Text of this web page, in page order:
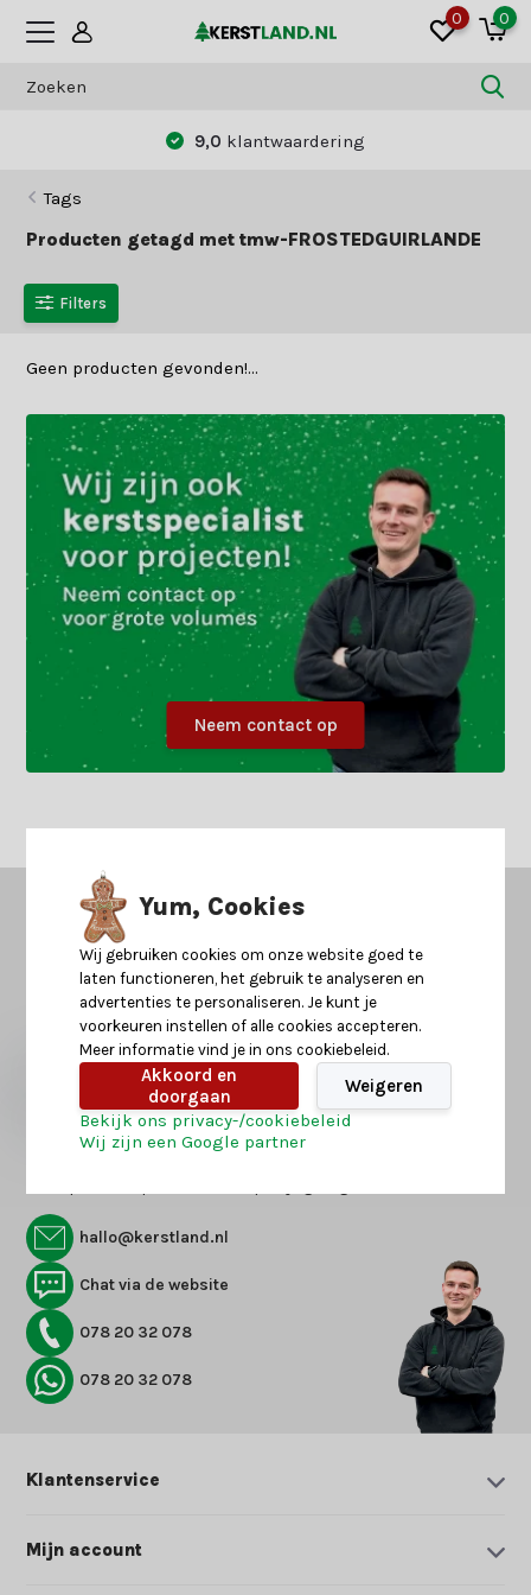
0 0
9,0 klantwaardering
Tags
Producten getagd met tmw-FROSTEDGUIRLANDE
Filters
Geen producten gevonden!...
Neem contact op
Kerstland.nl in jouw mailbox?
Ontvang als eerst nieuws over acties of inspiratie voor kerst
Abonneer
Vraag het onze kerst-experts
hallo@kerstland.nl
Chat via de website
078 20 32 078
078 20 32 078
Klantenservice
Mijn account
Yum, Cookies
Wij gebruiken cookies om onze website goed te
laten functioneren, het gebruik te analyseren en
advertenties te personaliseren. Je kunt je
voorkeuren instellen of alle cookies accepteren.
Meer informatie vind je in ons cookiebeleid.
Akkoord en
doorgaan
Weigeren
Bekijk ons privacy-/cookiebeleid
Wij zijn een Google partner